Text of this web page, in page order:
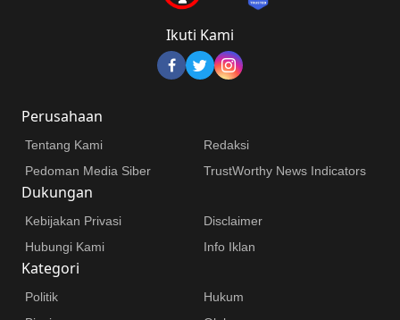
Ikuti Kami
Perusahaan
Tentang Kami
Redaksi
Pedoman Media Siber
TrustWorthy News Indicators
Dukungan
Kebijakan Privasi
Disclaimer
Hubungi Kami
Info Iklan
Kategori
Politik
Hukum